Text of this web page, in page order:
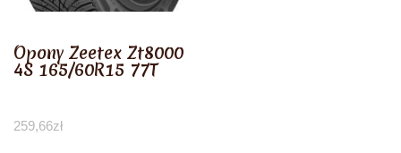
Opony Zeetex Zt8000
4S 165/60R15 77T
259,66zł